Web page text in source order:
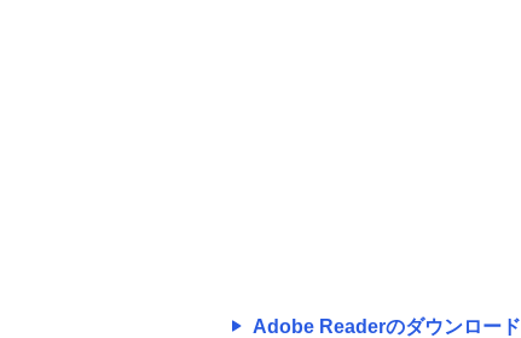
Adobe Readerのダウンロード